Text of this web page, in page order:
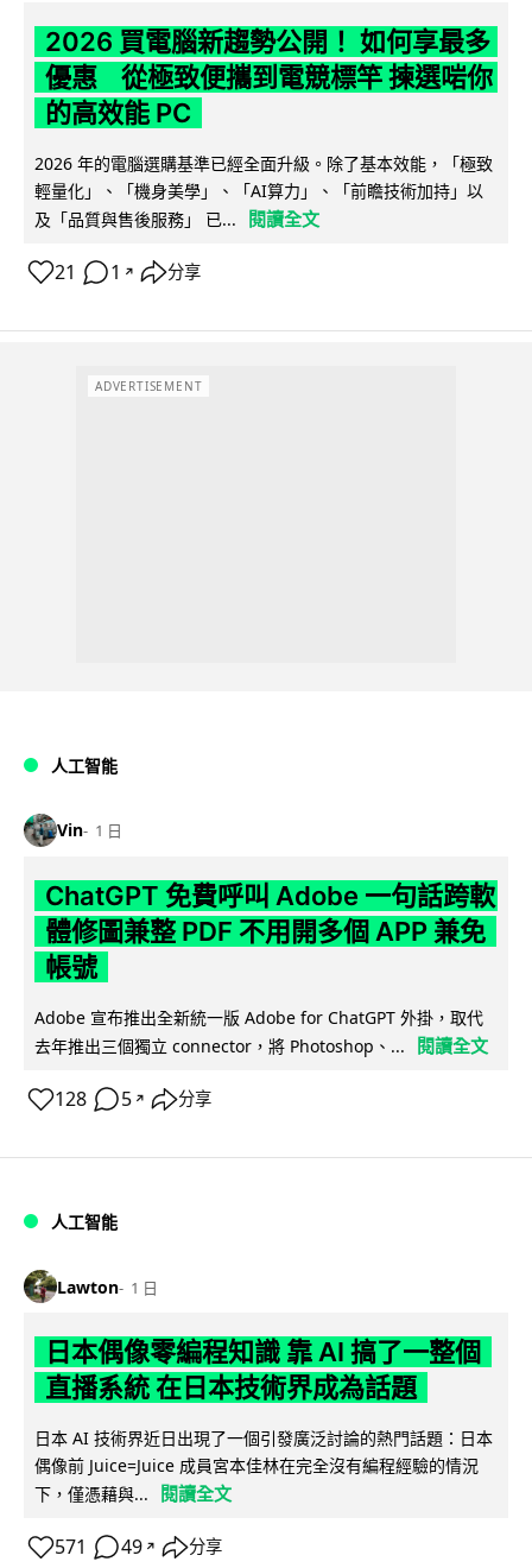
2026 買電腦新趨勢公開！ 如何享最多
優惠 從極致便攜到電競標竿 揀選啱你
的高效能 PC
2026 年的電腦選購基準已經全面升級。除了基本效能，「極致
輕量化」、「機身美學」、「AI算力」、「前瞻技術加持」以
及「品質與售後服務」 已...
閱讀全文
21 1 ↗ 分享
ADVERTISEMENT
人工智能
Vin 1 日
ChatGPT 免費呼叫 Adobe 一句話跨軟
體修圖兼整 PDF 不用開多個 APP 兼免
帳號
Adobe 宣布推出全新統一版 Adobe for ChatGPT 外掛，取代
去年推出三個獨立 connector，將 Photoshop、...
閱讀全文
128 5 ↗ 分享
人工智能
Lawton 1 日
日本偶像零編程知識 靠 AI 搞了一整個
直播系統 在日本技術界成為話題
日本 AI 技術界近日出現了一個引發廣泛討論的熱門話題：日本
偶像前 Juice=Juice 成員宮本佳林在完全沒有編程經驗的情況
下，僅憑藉與...
閱讀全文
571 49 ↗ 分享